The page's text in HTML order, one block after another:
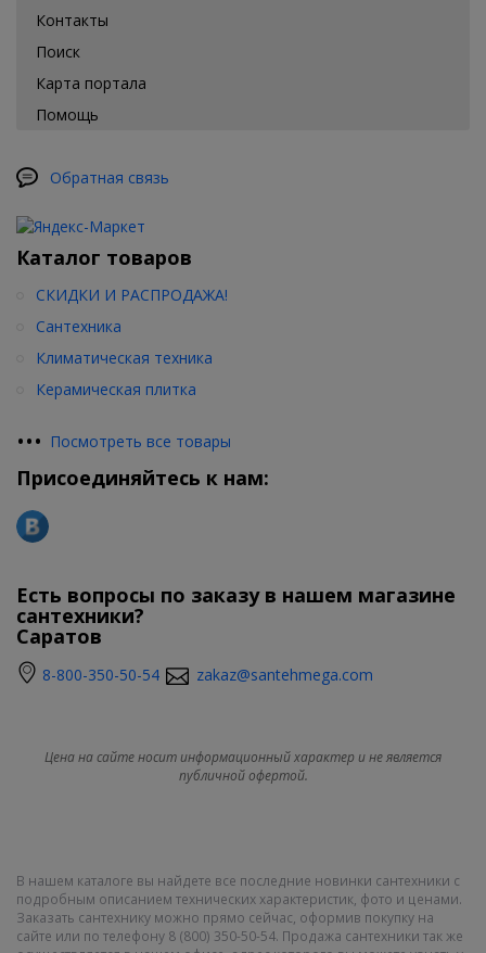
Контакты
Поиск
Карта портала
Помощь
Обратная связь
Каталог товаров
СКИДКИ И РАСПРОДАЖА!
Сантехника
Климатическая техника
Керамическая плитка
••• Посмотреть все товары
Присоединяйтесь к нам:
Есть вопросы по заказу в нашем магазине
сантехники?
Саратов
8-800-350-50-54 zakaz@santehmega.com
Цена на сайте носит информационный характер и не является
публичной офертой.
В нашем каталоге вы найдете все последние новинки сантехники с
подробным описанием технических характеристик, фото и ценами.
Заказать сантехнику можно прямо сейчас, оформив покупку на
сайте или по телефону 8 (800) 350-50-54. Продажа сантехники так же